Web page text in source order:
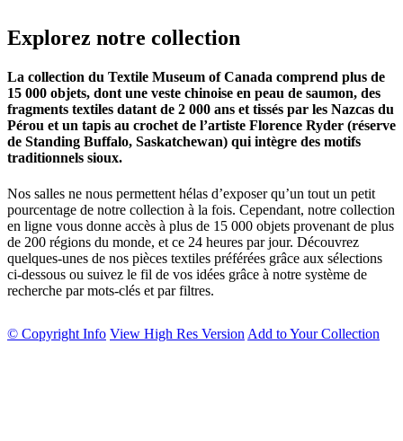
Explorez notre collection
La collection du Textile Museum of Canada comprend plus de
15 000 objets, dont une veste chinoise en peau de saumon, des
fragments textiles datant de 2 000 ans et tissés par les Nazcas du
Pérou et un tapis au crochet de l’artiste Florence Ryder (réserve
de Standing Buffalo, Saskatchewan) qui intègre des motifs
traditionnels sioux.
Nos salles ne nous permettent hélas d’exposer qu’un tout un petit
pourcentage de notre collection à la fois. Cependant, notre collection
en ligne vous donne accès à plus de 15 000 objets provenant de plus
de 200 régions du monde, et ce 24 heures par jour. Découvrez
quelques-unes de nos pièces textiles préférées grâce aux sélections
ci-dessous ou suivez le fil de vos idées grâce à notre système de
recherche par mots-clés et par filtres.
© Copyright Info View High Res Version Add to Your Collection